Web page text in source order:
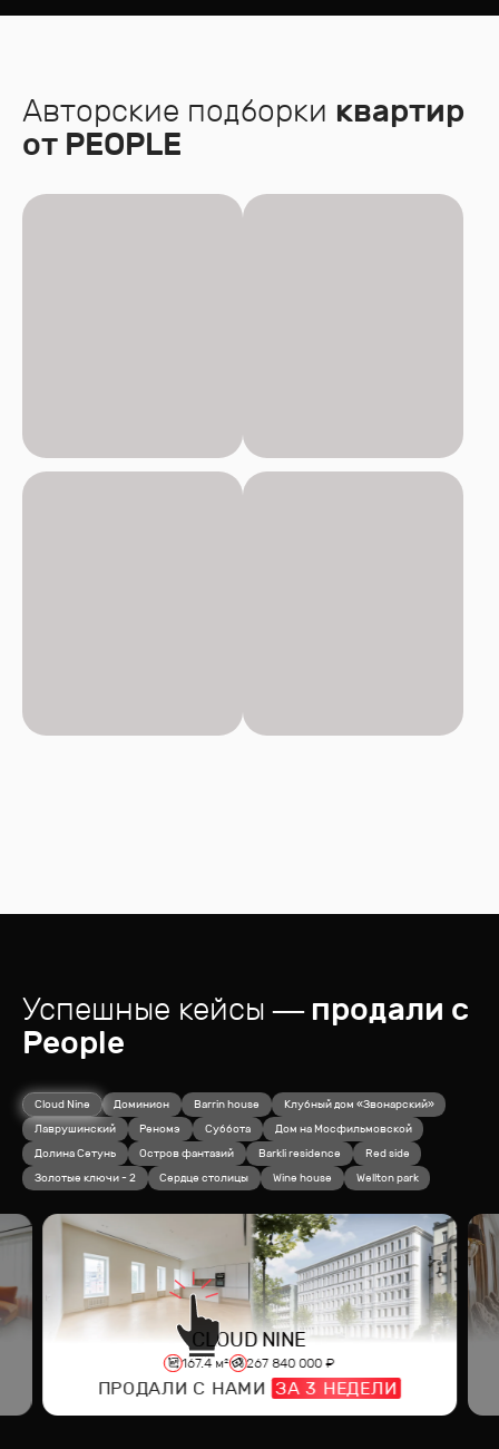
Авторские подборки квартир
от PEOPLE
Успешные кейсы— продали с
People
Cloud Nine Доминион Barrin house
Клубный дом «Звонарский»
Лаврушинский
Реномэ Суббота
Дом на Мосфильмовской
Долина Сетунь
Остров фантазий Barkli residence
Red side
Золотые ключи - 2
Сердце столицы Wine house Wellton park
CLOUD NINE
167.4м² 267 840 000₽
ПРОДАЛИ С НАМИ ЗА3 НЕДЕЛИ